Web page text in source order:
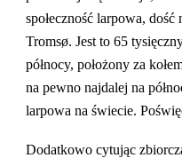
społeczność larpowa,
Tromsø. Jest to 65
północy, położony za
na pewno najdalej na
larpowa na świecie.
Dodatkowo cytując